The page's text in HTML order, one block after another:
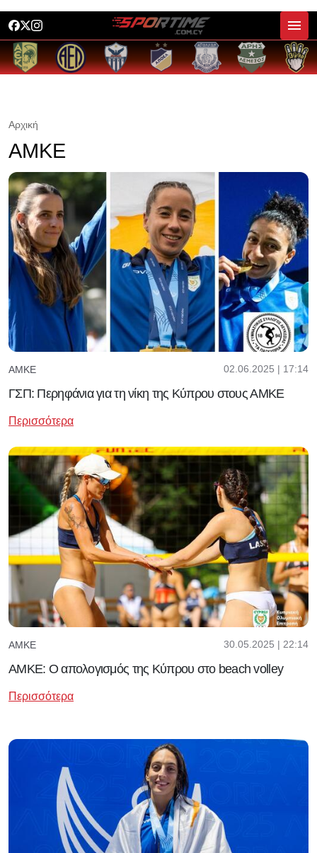
Αρχική
ΑΜΚΕ
ΑΜΚΕ 02.06.2025 | 17:14
ΓΣΠ: Περηφάνια για τη νίκη της Κύπρου στους ΑΜΚΕ
Περισσότερα
ΑΜΚΕ 30.05.2025 | 22:14
ΑΜΚΕ: Ο απολογισμός της Κύπρου στο beach volley
Περισσότερα